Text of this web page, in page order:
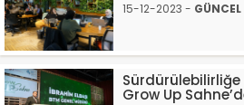
15-12-2023 - GÜNCEL
Grow Up